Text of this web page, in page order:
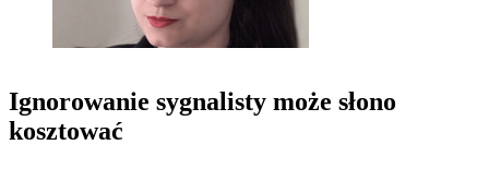
Ignorowanie sygnalisty może słono
kosztować